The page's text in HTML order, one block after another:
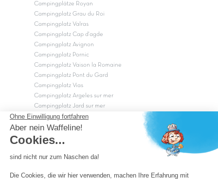
Campingplätze Royan
Campingplatz Grau du Roi
Campingplatz Valras
Campingplatz Cap d'agde
Campingplatz Avignon
Campingplatz Pornic
Campingplatz Vaison la Romaine
Campingplatz Pont du Gard
Campingplatz Vias
Campingplatz Argeles sur mer
Campingplatz Jard sur mer
Campingplatz Sarzeau
Campingplatz Fréjus
Campingplätze in Camargue
OK